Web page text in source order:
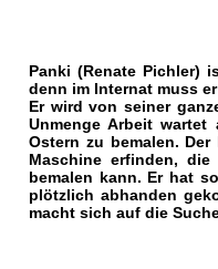
Panki (Renate Pichler)
denn im Internat muss
Er wird von seiner
Unmenge Arbeit
Ostern zu bemalen.
Maschine erfinden,
bemalen kann. Er hat
plötzlich abhanden
macht sich auf die